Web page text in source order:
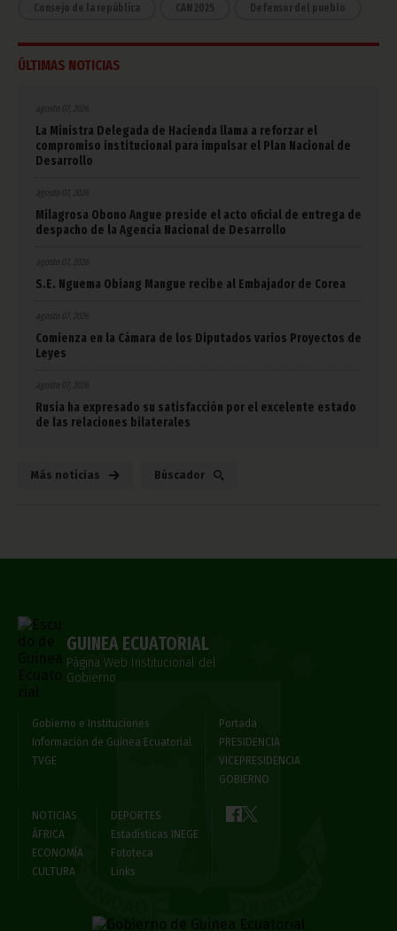
Consejo de la república CAN 2025 Defensor del pueblo
ÚLTIMAS NOTICIAS
agosto 07, 2026
La Ministra Delegada de Hacienda llama a reforzar el
compromiso institucional para impulsar el Plan Nacional de
Desarrollo
agosto 07, 2026
Milagrosa Obono Angue preside el acto oficial de entrega de
despacho de la Agencia Nacional de Desarrollo
agosto 07, 2026
S.E. Nguema Obiang Mangue recibe al Embajador de Corea
agosto 07, 2026
Comienza en la Cámara de los Diputados varios Proyectos de
Leyes
agosto 07, 2026
Rusia ha expresado su satisfacción por el excelente estado
de las relaciones bilaterales
Más noticias Búscador
GUINEA ECUATORIAL
Página Web Institucional del
Gobierno
Gobierno e Instituciones
Información de Guinea Ecuatorial
TVGE
Portada
PRESIDENCIA
VICEPRESIDENCIA
GOBIERNO
NOTICIAS
ÁFRICA
ECONOMÍA
CULTURA
DEPORTES
Estadísticas INEGE
Fototeca
Links